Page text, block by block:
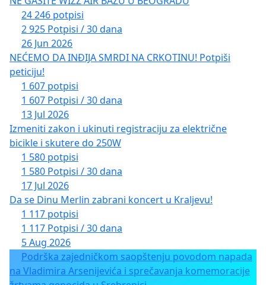
24 246 potpisi
2 925 Potpisi / 30 dana
26 Jun 2026
NEĆEMO DA INĐIJA SMRDI NA CRKOTINU! Potpiši
peticiju!
1 607 potpisi
1 607 Potpisi / 30 dana
13 Jul 2026
Izmeniti zakon i ukinuti registraciju za električne
bicikle i skutere do 250W
1 580 potpisi
1 580 Potpisi / 30 dana
17 Jul 2026
Da se Dinu Merlin zabrani koncert u Kraljevu!
1 117 potpisi
1 117 Potpisi / 30 dana
5 Aug 2026
Podrška zajedničkom saopštenju povodom napada
na Vladimira Arsenijevića i sprečavanja komemoracije